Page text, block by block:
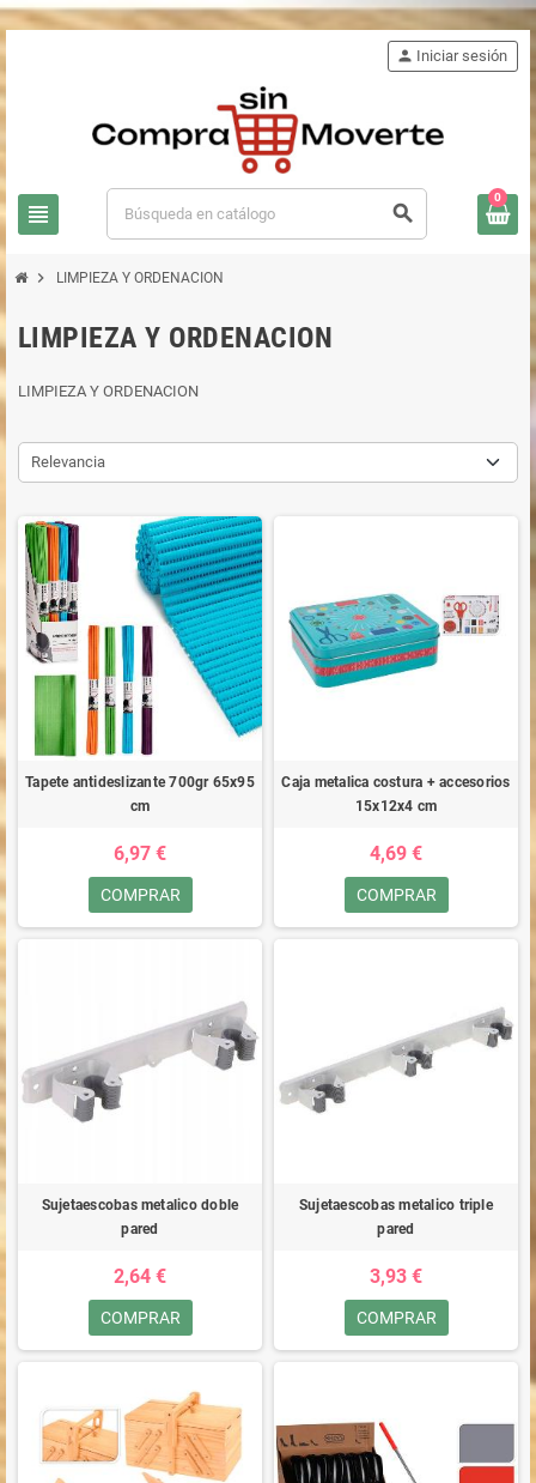
view_headline search
person Iniciar sesión
0
chevron_right LIMPIEZA Y ORDENACION
LIMPIEZA Y ORDENACION
LIMPIEZA Y ORDENACION
Relevancia
Tapete antideslizante 700gr 65x95
cm
6,97 €
COMPRAR
Caja metalica costura + accesorios
15x12x4 cm
4,69 €
COMPRAR
Sujetaescobas metalico doble
pared
2,64 €
COMPRAR
Sujetaescobas metalico triple
pared
3,93 €
COMPRAR